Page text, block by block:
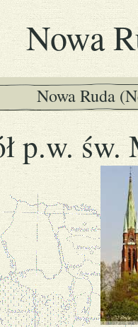
Nowa
Nowa Ruda
p.w. św.